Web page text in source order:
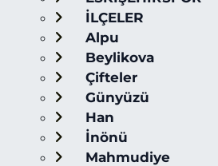
İLÇELER
Alpu
Beylikova
Çifteler
Günyüzü
Han
İnönü
Mahmudiye